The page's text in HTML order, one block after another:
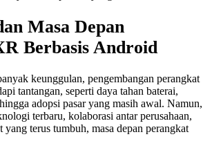
Masa Depan
Berbasis Android
keunggulan, pengembangan perangkat
tantangan, seperti daya tahan baterai,
adopsi pasar yang masih awal. Namun,
terbaru, kolaborasi antar perusahaan,
yang terus tumbuh, masa depan perangkat